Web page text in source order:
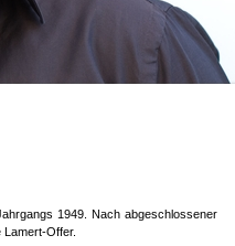
1949. Nach abgeschlossener
Offer.